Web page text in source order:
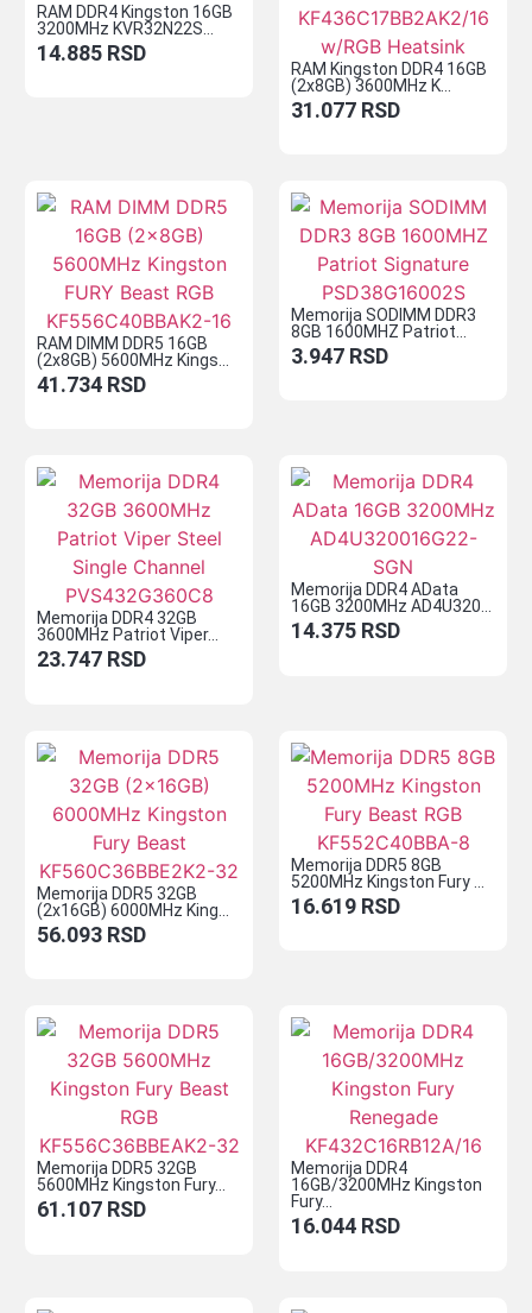
RAM DDR4 Kingston 16GB
3200MHz KVR32N22S...
14.885 RSD
RAM Kingston DDR4 16GB
(2x8GB) 3600MHz K...
31.077 RSD
RAM DIMM DDR5 16GB
(2x8GB) 5600MHz Kings...
41.734 RSD
Memorija SODIMM DDR3
8GB 1600MHZ Patriot...
3.947 RSD
Memorija DDR4 32GB
3600MHz Patriot Viper...
23.747 RSD
Memorija DDR4 AData
16GB 3200MHz AD4U320...
14.375 RSD
Memorija DDR5 32GB
(2x16GB) 6000MHz King...
56.093 RSD
Memorija DDR5 8GB
5200MHz Kingston Fury ...
16.619 RSD
Memorija DDR5 32GB
5600MHz Kingston Fury...
61.107 RSD
Memorija DDR4
16GB/3200MHz Kingston
Fury...
16.044 RSD